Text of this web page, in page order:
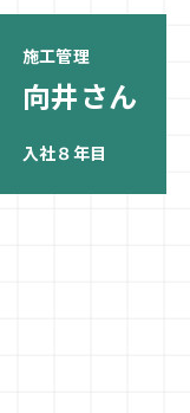
施工管理
向井さん
入社８年目